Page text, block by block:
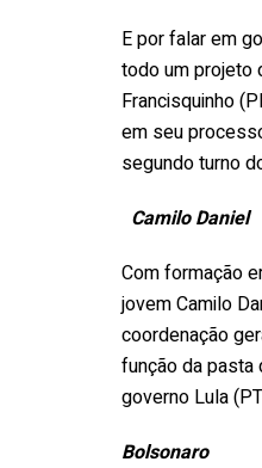
E por falar em
todo um projeto
Francisquinho
em seu
segundo turno
Camilo Daniel
Com formação
jovem Camilo
coordenação
função da pasta
governo Lula
Bolsonaro